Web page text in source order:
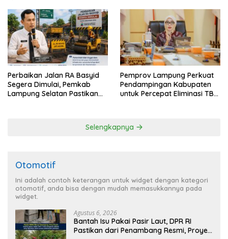
Perbaikan Jalan RA Basyid
Segera Dimulai, Pemkab
Lampung Selatan Pastikan
Pemprov Lampung Perkuat
Pendampingan Kabupaten
untuk Percepat Eliminasi TBC
Selengkapnya
Otomotif
Ini adalah contoh keterangan untuk widget dengan kategori
otomotif, anda bisa dengan mudah memasukkannya pada
widget.
Agustus 6, 2026
Bantah Isu Pakai Pasir Laut, DPR RI
Pastikan dari Penambang Resmi, Proyek